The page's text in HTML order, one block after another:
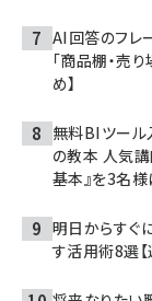
AI回答のフレ
「商品棚・売
め】
無料BIツール
の教本 人気
基本』を3名様
明日からすぐ
す活用術8選【